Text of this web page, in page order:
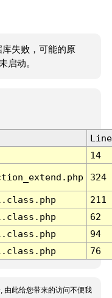
失败，可能的原
启动。
Line
14
324
211
62
94
76
由此给您带来的访问不便我